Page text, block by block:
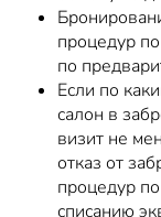
процедур
по
Если по
салон в
визит не
отказ от
процедур
списанию